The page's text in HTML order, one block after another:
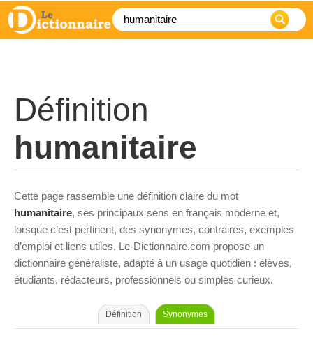
Définition
humanitaire
Cette page rassemble une définition claire du mot
humanitaire, ses principaux sens en français moderne et,
lorsque c’est pertinent, des synonymes, contraires, exemples
d’emploi et liens utiles. Le-Dictionnaire.com propose un
dictionnaire généraliste, adapté à un usage quotidien : élèves,
étudiants, rédacteurs, professionnels ou simples curieux.
Définition Synonymes